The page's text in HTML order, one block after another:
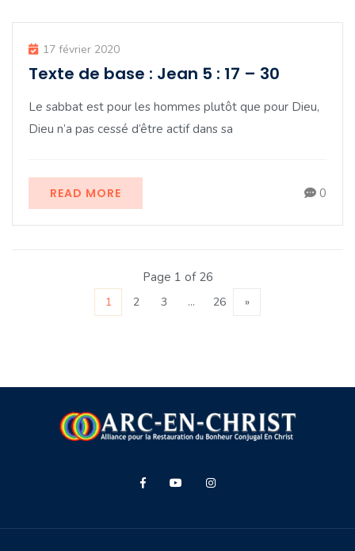
17 février 2020
Texte de base : Jean 5 : 17 – 30
Le sabbat est pour les hommes plutôt que pour Dieu,
Dieu n’a pas cessé d’être actif dans sa
READ MORE 0
Page 1 of 26
1 2 3 … 26 »